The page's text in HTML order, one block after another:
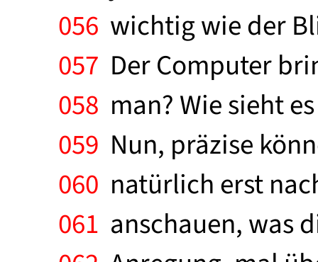
056 wichtig wie der
057 Der Computer
058 man? Wie sieht
059 Nun, präzise
060 natürlich erst
061 anschauen, was